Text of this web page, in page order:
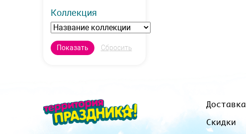
Коллекция
Доставка
Скидки